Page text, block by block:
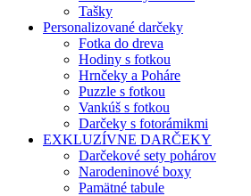
Tašky
Personalizované darčeky
Fotka do dreva
Hodiny s fotkou
Hrnčeky a Poháre
Puzzle s fotkou
Vankúš s fotkou
Darčeky s fotorámikmi
EXKLUZÍVNE DARČEKY
Darčekové sety pohárov
Narodeninové boxy
Pamätné tabule